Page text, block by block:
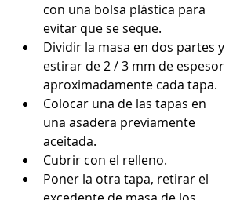
con una bolsa plástica para
evitar que se seque.
Dividir la masa en dos partes y
estirar de 2 / 3 mm de espesor
aproximadamente cada tapa.
Colocar una de las tapas en
una asadera previamente
aceitada.
Cubrir con el relleno.
Poner la otra tapa, retirar el